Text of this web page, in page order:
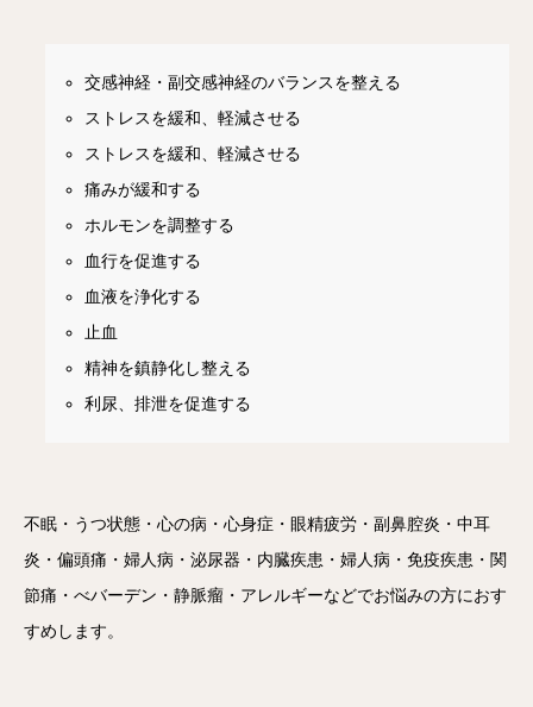
交感神経・副交感神経のバランスを整える
ストレスを緩和、軽減させる
ストレスを緩和、軽減させる
痛みが緩和する
ホルモンを調整する
血行を促進する
血液を浄化する
止血
精神を鎮静化し整える
利尿、排泄を促進する
不眠・うつ状態・心の病・心身症・眼精疲労・副鼻腔炎・中耳
炎・偏頭痛・婦人病・泌尿器・内臓疾患・婦人病・免疫疾患・関
節痛・べバーデン・静脈瘤・アレルギーなどでお悩みの方におす
すめします。